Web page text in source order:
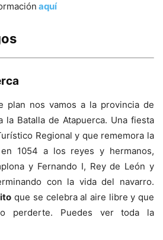
aquí
plan nos vamos a la provincia de
la Batalla de Atapuerca. Una fiesta
Regional y que rememora la
1054 a los reyes y hermanos,
y Fernando I, Rey de León y
con la vida del navarro.
que se celebra al aire libre y que
perderte. Puedes ver toda la